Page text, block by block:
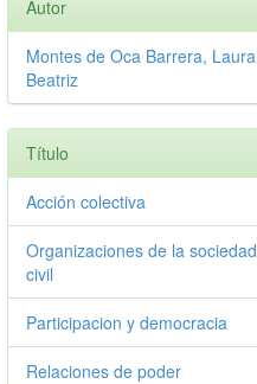
Autor
Montes de Oca Barrera, Laura
Beatriz
Título
Acción colectiva
Organizaciones de la sociedad
civil
Participacion y democracia
Relaciones de poder